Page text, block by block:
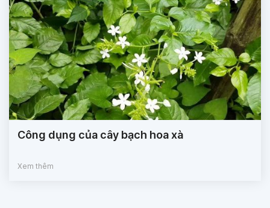
Công dụng của cây bạch hoa xà
Xem thêm